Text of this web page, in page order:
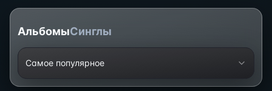
АльбомыСинглы
Самое популярное